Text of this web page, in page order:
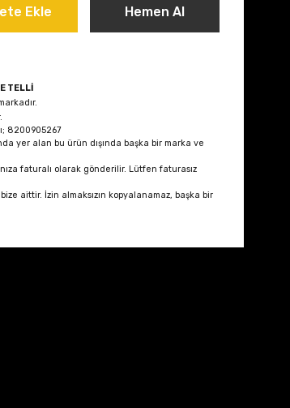
Ekle Hemen Al
TELLİ
8200905267
yer alan bu ürün dışında başka bir marka ve
faturalı olarak gönderilir. Lütfen faturasız
aittir. İzin almaksızın kopyalanamaz, başka bir